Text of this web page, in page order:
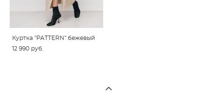
Куртка "PATTERN" бежевый
12 990 pуб.